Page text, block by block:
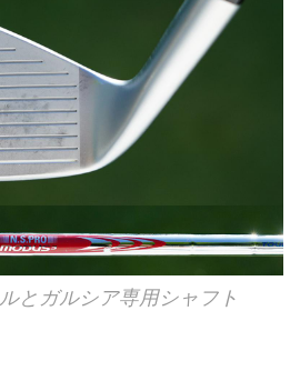
とガルシア専用シャフト